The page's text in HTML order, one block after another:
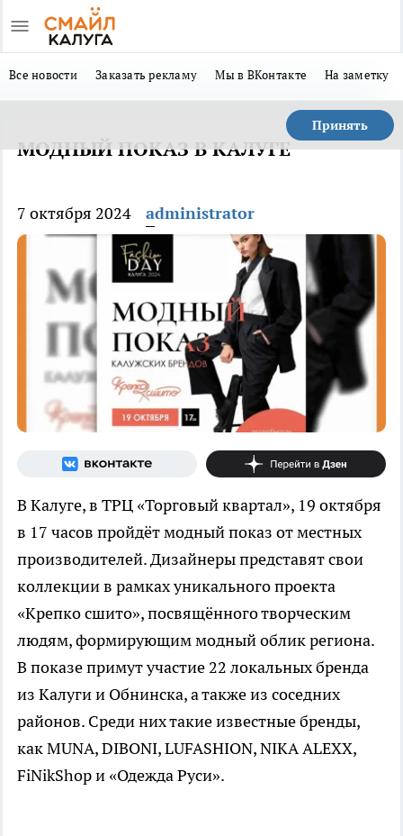
Все новости Заказать рекламу Мы в ВКонтакте На заметку
Принять
МОДНЫЙ ПОКАЗ В КАЛУГЕ
7 октября 2024 administrator
В Калуге, в ТРЦ «Торговый квартал», 19 октября
в 17 часов пройдёт модный показ от местных
производителей. Дизайнеры представят свои
коллекции в рамках уникального проекта
«Крепко сшито», посвящённого творческим
людям, формирующим модный облик региона.
В показе примут участие 22 локальных бренда
из Калуги и Обнинска, а также из соседних
районов. Среди них такие известные бренды,
как MUNA, DIBONI, LUFASHION, NIKA ALEXX,
FiNikShop и «Одежда Руси».